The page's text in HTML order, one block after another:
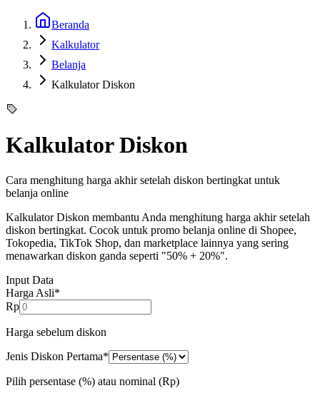
Beranda
Kalkulator
Belanja
Kalkulator Diskon
Kalkulator Diskon
Cara menghitung harga akhir setelah diskon bertingkat untuk
belanja online
Kalkulator Diskon membantu Anda menghitung harga akhir setelah
diskon bertingkat. Cocok untuk promo belanja online di Shopee,
Tokopedia, TikTok Shop, dan marketplace lainnya yang sering
menawarkan diskon ganda seperti "50% + 20%".
Input Data
Harga Asli*
Rp
Harga sebelum diskon
Jenis Diskon Pertama*
Pilih persentase (%) atau nominal (Rp)